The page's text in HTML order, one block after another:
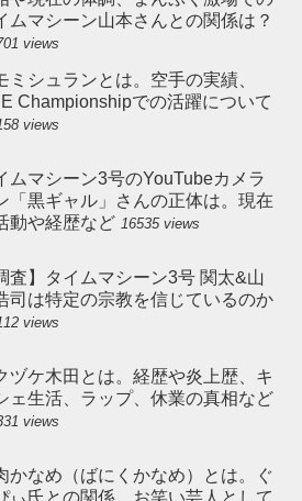
ムマシーン山本さんとの関係は？
views
ミシュランとは。空手の実績、
Championshipでの活躍について
views
ムマシーン3号のYouTubeカメラ
「黒ギャル」さんの正体は。現在
動や経歴など 16535 views
査】タイムマシーン3号 関太&山
司は特定の宗教を信じているのか
views
ヅケ木田とは。経歴や炎上歴、キ
ェ生活、ラップ、休業の真相など
views
かなめ（ばにくかなめ）とは。ぐ
ぃ氏との関係、お笑い芸人として